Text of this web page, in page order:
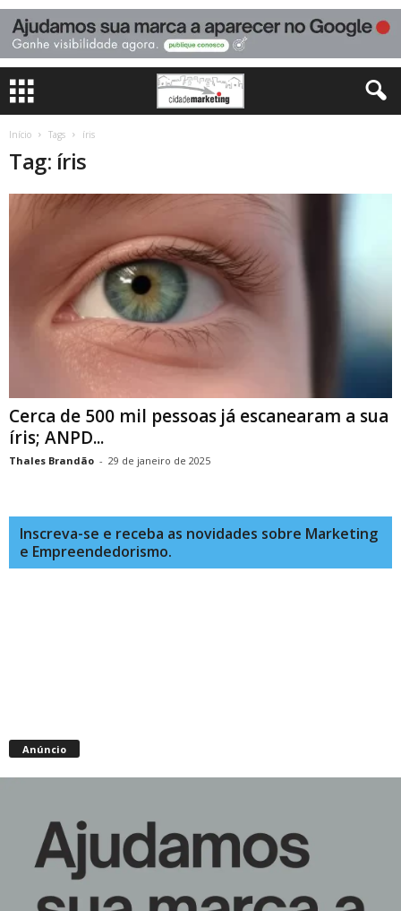
Início Tags íris
Tag: íris
Cerca de 500 mil pessoas já escanearam a sua
íris; ANPD...
Thales Brandão - 29 de janeiro de 2025
Inscreva-se e receba as novidades sobre Marketing
e Empreendedorismo.
Anúncio